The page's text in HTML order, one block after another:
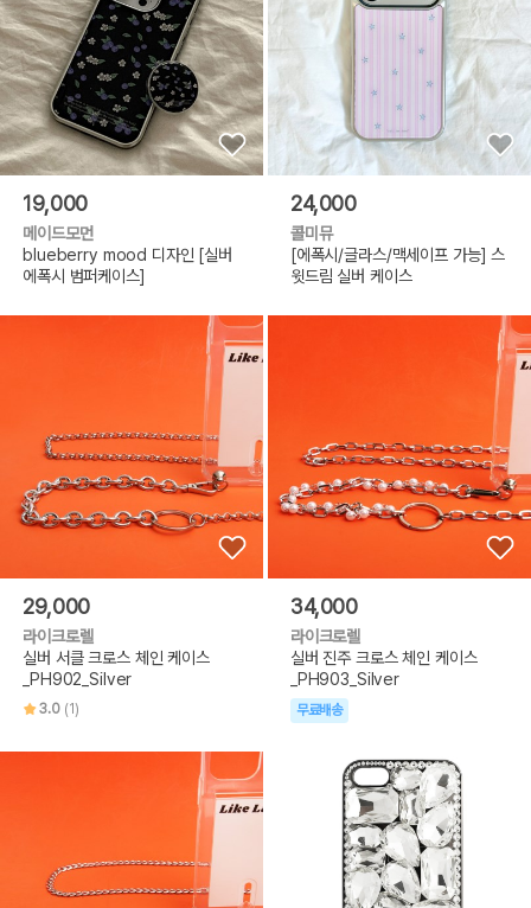
19,000
메이드모먼
blueberry mood 디자인 [실버
에폭시 범퍼케이스]
24,000
콜미뮤
[에폭시/글라스/맥세이프 가능] 스
윗드림 실버 케이스
29,000
라이크로렐
실버 서클 크로스 체인 케이스
_PH902_Silver
3.0 (1)
34,000
라이크로렐
실버 진주 크로스 체인 케이스
_PH903_Silver
무료배송